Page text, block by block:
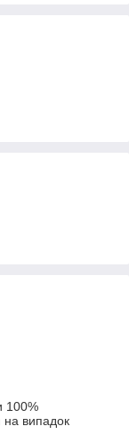
100%
на випадок